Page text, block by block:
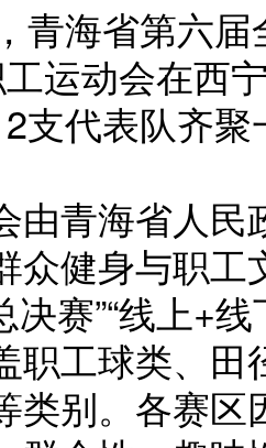
海省第六届
运动会在西
支代表队齐
青海省人民
众健身与职
决赛”“线上+
职工球类、
类别。各赛